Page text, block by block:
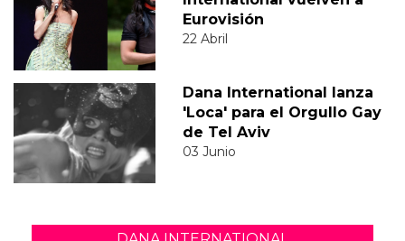
Eurovisión
22 Abril
Dana International lanza
'Loca' para el Orgullo Gay
de Tel Aviv
03 Junio